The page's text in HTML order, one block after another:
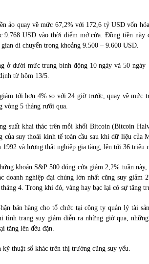
ảo quay về mức 67,2% với 172,6 tỷ USD vốn
USD vào thời điểm mở cửa. Đồng tiền này
di chuyển trong khoảng 9.500 – 9.600 USD.
ở dưới mức trung bình động 10 ngày và 50
từ hôm 13/5.
tới hơn 4% so với 24 giờ trước, quay về mức
vòng 5 tháng rưỡi qua.
suất khai thác trên mỗi khối Bitcoin (Bitcoin
của suy thoái kinh tế toàn cầu sau khi dữ liệu của
và lượng thất nghiệp gia tăng, lên tới 36 triệu
khoán S&P 500 đóng cửa giảm 2,2% tuần
doanh nghiệp đại chúng lớn nhất cũng suy giảm
4. Trong khi đó, vàng hay bạc lại có sự tăng
bán hàng cho tổ chức tại công ty quản lý tài
tình trạng suy giảm diễn ra những giờ qua,
tăng lên đều đặn.
thuật số khác trên thị trường cũng suy yếu.